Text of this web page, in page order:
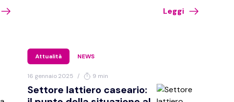
dopo la nascita. Se ne è parlato in due recenti eventi, uno
Leggi
Attualità NEWS
16 gennaio 2025 / 9 min
Settore lattiero caseario: